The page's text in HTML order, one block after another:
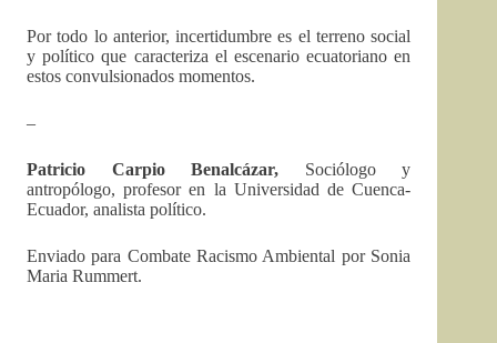
Por todo lo anterior, incertidumbre es el terreno social
y político que caracteriza el escenario ecuatoriano en
estos convulsionados momentos.
–
Patricio Carpio Benalcázar, Sociólogo y
antropólogo, profesor en la Universidad de Cuenca-
Ecuador, analista político.
Enviado para Combate Racismo Ambiental por Sonia
Maria Rummert.